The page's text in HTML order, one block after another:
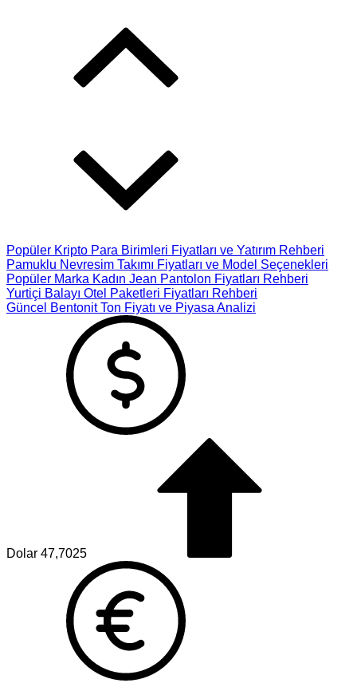
Popüler Kripto Para Birimleri Fiyatları ve Yatırım Rehberi
Pamuklu Nevresim Takımı Fiyatları ve Model Seçenekleri
Popüler Marka Kadın Jean Pantolon Fiyatları Rehberi
Yurtiçi Balayı Otel Paketleri Fiyatları Rehberi
Güncel Bentonit Ton Fiyatı ve Piyasa Analizi
Dolar 47,7025